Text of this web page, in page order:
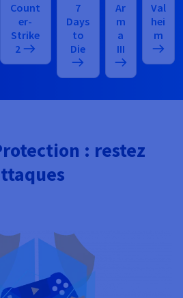
Count
er-
Strike
2
7
Days
to
Die
Ar
m
a
III
Val
hei
m
: restez